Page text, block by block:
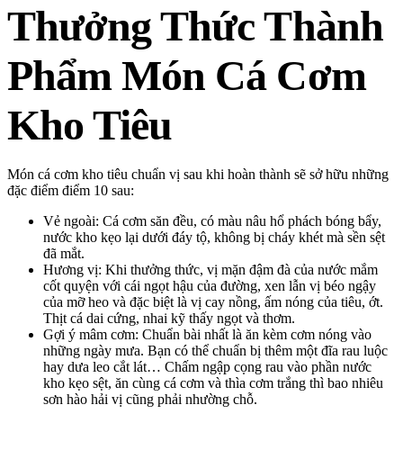
Thưởng Thức Thành
Phẩm Món Cá Cơm
Kho Tiêu
Món cá cơm kho tiêu chuẩn vị sau khi hoàn thành sẽ sở hữu những
đặc điểm điểm 10 sau:
Vẻ ngoài: Cá cơm săn đều, có màu nâu hổ phách bóng bẩy,
nước kho kẹo lại dưới đáy tộ, không bị cháy khét mà sền sệt
đã mắt.
Hương vị: Khi thưởng thức, vị mặn đậm đà của nước mắm
cốt quyện với cái ngọt hậu của đường, xen lẫn vị béo ngậy
của mỡ heo và đặc biệt là vị cay nồng, ấm nóng của tiêu, ớt.
Thịt cá dai cứng, nhai kỹ thấy ngọt và thơm.
Gợi ý mâm cơm: Chuẩn bài nhất là ăn kèm cơm nóng vào
những ngày mưa. Bạn có thể chuẩn bị thêm một đĩa rau luộc
hay dưa leo cắt lát… Chấm ngập cọng rau vào phần nước
kho kẹo sệt, ăn cùng cá cơm và thìa cơm trắng thì bao nhiêu
sơn hào hải vị cũng phải nhường chỗ.